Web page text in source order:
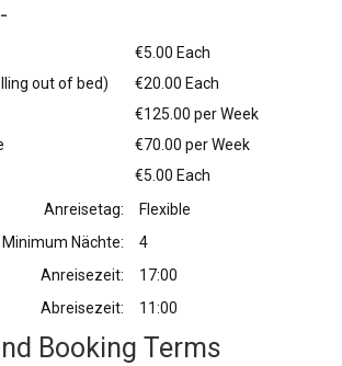
€5.00 Each
out of bed)
€20.00 Each
€125.00 per Week
€70.00 per Week
€5.00 Each
Anreisetag:
Flexible
Minimum Nächte:
4
Anreisezeit:
17:00
Abreisezeit:
11:00
Booking Terms